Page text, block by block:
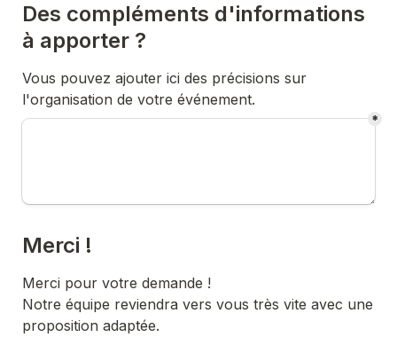
Des compléments d'informations
à apporter ?
Vous pouvez ajouter ici des précisions sur
l'organisation de votre événement.
*
Merci !
Merci pour votre demande !
Notre équipe reviendra vers vous très vite avec une
proposition adaptée.